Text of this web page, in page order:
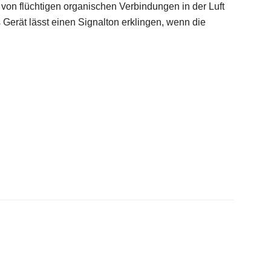
flüchtigen organischen Verbindungen in der Luft
lässt einen Signalton erklingen, wenn die